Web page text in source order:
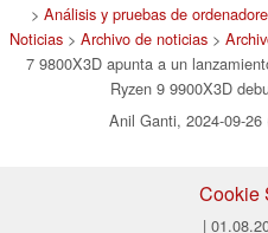
> Análisis y pruebas de
Noticias > Archivo de noticias >
7 9800X3D apunta a un
Ryzen 9 9900X3D
Anil Ganti, 2024-09-
Cookie
|